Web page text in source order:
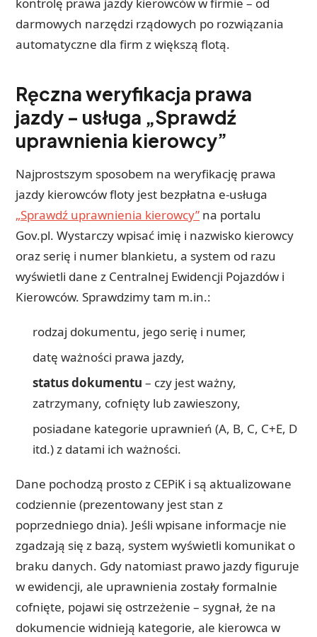
kontrolę prawa jazdy kierowców w firmie – od
darmowych narzędzi rządowych po rozwiązania
automatyczne dla firm z większą flotą.
Ręczna weryfikacja prawa
jazdy – usługa „Sprawdź
uprawnienia kierowcy”
Najprostszym sposobem na weryfikację prawa
jazdy kierowców floty jest bezpłatna e-usługa
„Sprawdź uprawnienia kierowcy” na portalu
Gov.pl. Wystarczy wpisać imię i nazwisko kierowcy
oraz serię i numer blankietu, a system od razu
wyświetli dane z Centralnej Ewidencji Pojazdów i
Kierowców. Sprawdzimy tam m.in.:
rodzaj dokumentu, jego serię i numer,
datę ważności prawa jazdy,
status dokumentu – czy jest ważny,
zatrzymany, cofnięty lub zawieszony,
posiadane kategorie uprawnień (A, B, C, C+E, D
itd.) z datami ich ważności.
Dane pochodzą prosto z CEPiK i są aktualizowane
codziennie (prezentowany jest stan z
poprzedniego dnia). Jeśli wpisane informacje nie
zgadzają się z bazą, system wyświetli komunikat o
braku danych. Gdy natomiast prawo jazdy figuruje
w ewidencji, ale uprawnienia zostały formalnie
cofnięte, pojawi się ostrzeżenie – sygnał, że na
dokumencie widnieją kategorie, ale kierowca w